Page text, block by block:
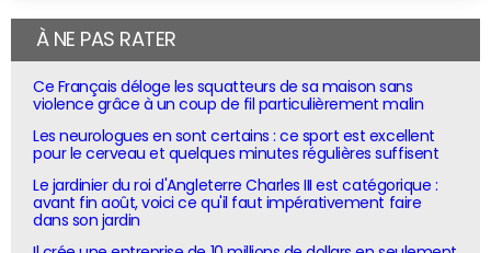
À NE PAS RATER
Ce Français déloge les squatteurs de sa maison sans
violence grâce à un coup de fil particulièrement malin
Les neurologues en sont certains : ce sport est excellent
pour le cerveau et quelques minutes régulières suffisent
Le jardinier du roi d'Angleterre Charles III est catégorique :
avant fin août, voici ce qu'il faut impérativement faire
dans son jardin